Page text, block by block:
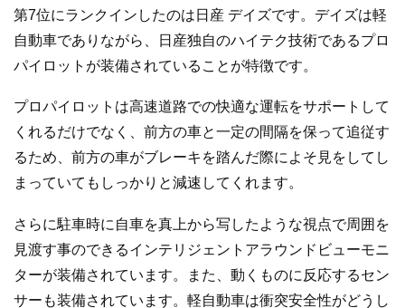
第7位にランクインしたのは日産 デイズです。デイズは軽
自動車でありながら、日産独自のハイテク技術であるプロ
パイロットが装備されていることが特徴です。
プロパイロットは高速道路での快適な運転をサポートして
くれるだけでなく、前方の車と一定の間隔を保って追従す
るため、前方の車がブレーキを踏んだ際によそ見をしてし
まっていてもしっかりと減速してくれます。
さらに駐車時に自車を真上から写したような視点で周囲を
見渡す事のできるインテリジェントアラウンドビューモニ
ターが装備されています。また、動くものに反応するセン
サーも装備されています。軽自動車は衝突安全性がどうし